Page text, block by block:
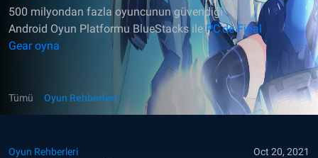
500 milyondan fazla oyuncunun güvendiği
Android Oyun Platformu BlueStacks ilePC'de Final
Gear oyna
Tümü Oyun Rehberleri
Oyun Rehberleri Oct 20, 2021